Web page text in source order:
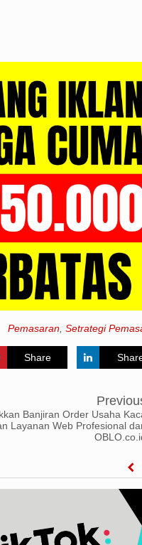
Pemasaran Setrategi
Share
Banjiran Order Usaha
Layanan Web Profesional